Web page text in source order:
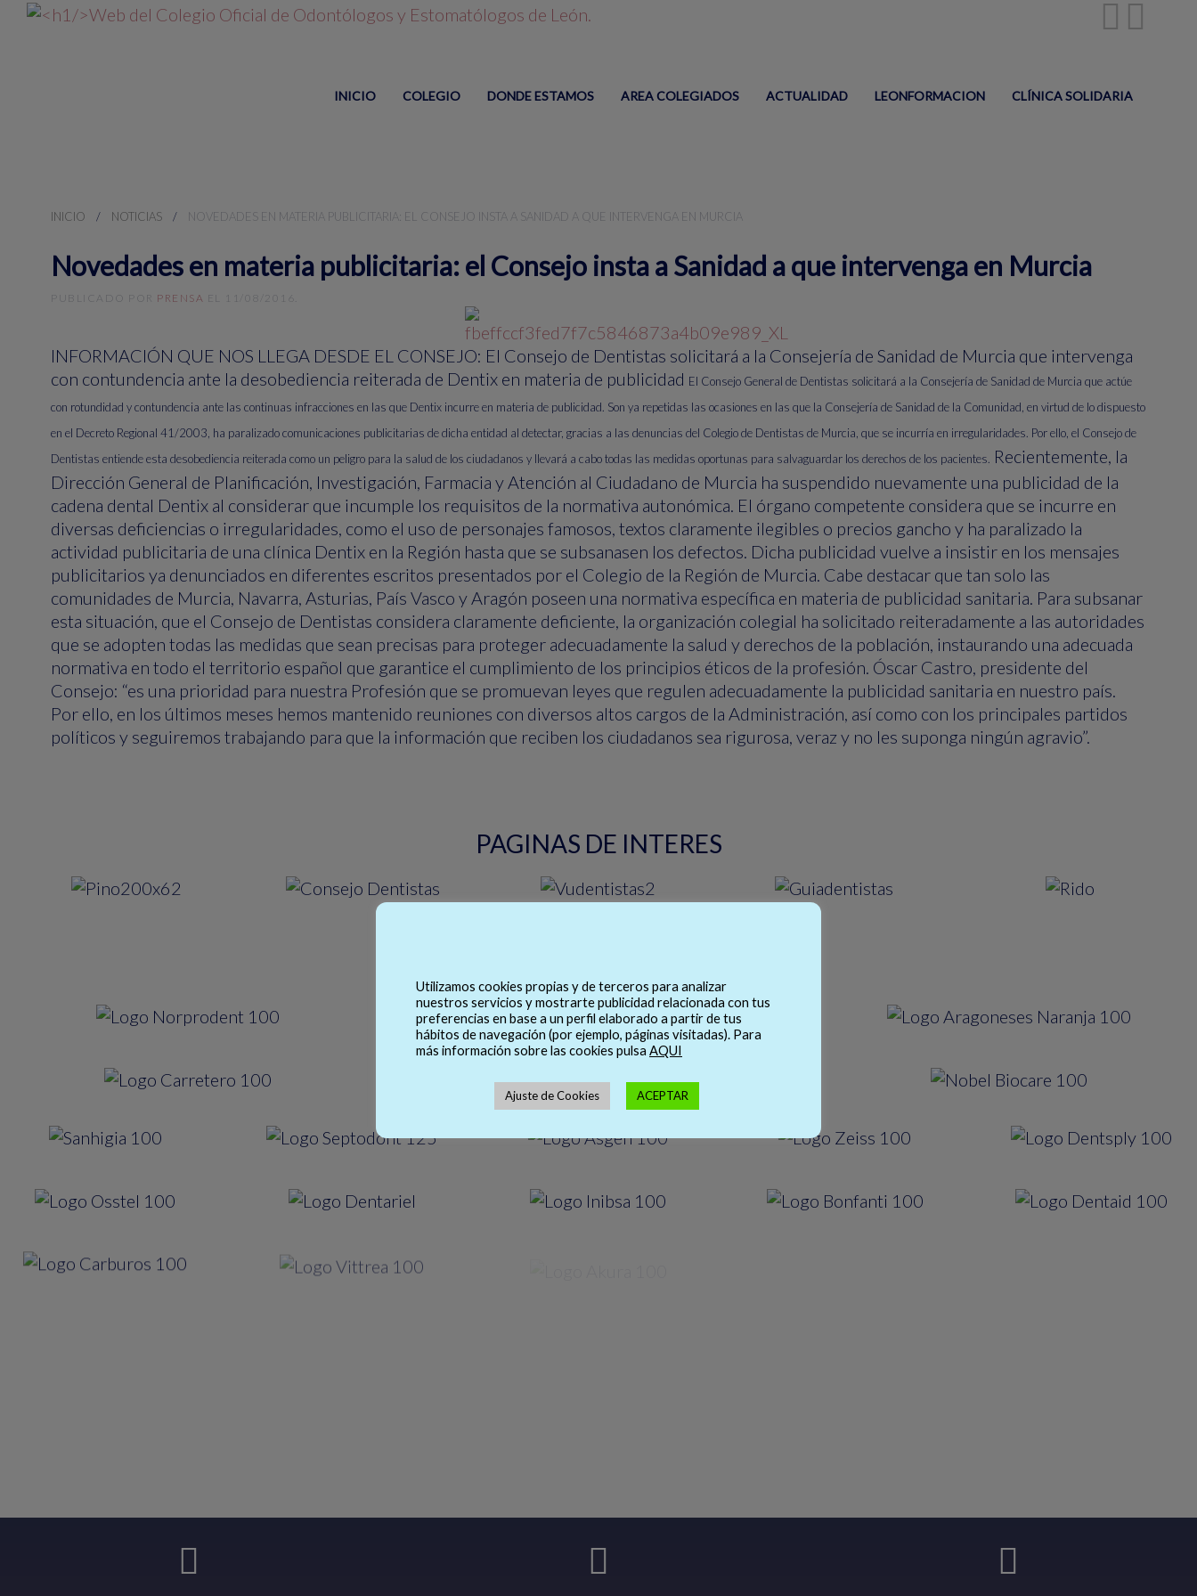
INICIO COLEGIO DONDE ESTAMOS AREA COLEGIADOS ACTUALIDAD LEONFORMACION CLÍNICA SOLIDARIA
INICIO NOTICIAS NOVEDADES EN MATERIA PUBLICITARIA: EL CONSEJO INSTA A SANIDAD A QUE INTERVENGA EN MURCIA
Novedades en materia publicitaria: el Consejo insta a Sanidad a que intervenga en Murcia
PUBLICADO POR PRENSA EL 11/08/2016
INFORMACIÓN QUE NOS LLEGA DESDE EL CONSEJO: El Consejo de Dentistas solicitará a la Consejería de Sanidad de Murcia que intervenga
con contundencia ante la desobediencia reiterada de Dentix en materia de publicidad El Consejo General de Dentistas solicitará a la Consejería de Sanidad de Murcia que actúe
con rotundidad y contundencia ante las continuas infracciones en las que Dentix incurre en materia de publicidad. Son ya repetidas las ocasiones en las que la Consejería de Sanidad de la Comunidad, en virtud de lo dispuesto
en el Decreto Regional 41/2003, ha paralizado comunicaciones publicitarias de dicha entidad al detectar, gracias a las denuncias del Colegio de Dentistas de Murcia, que se incurría en irregularidades. Por ello, el Consejo de
Dentistas entiende esta desobediencia reiterada como un peligro para la salud de los ciudadanos y llevará a cabo todas las medidas oportunas para salvaguardar los derechos de los pacientes.
Recientemente, la
Dirección General de Planificación, Investigación, Farmacia y Atención al Ciudadano de Murcia ha suspendido nuevamente una publicidad de la
cadena dental Dentix al considerar que incumple los requisitos de la normativa autonómica. El órgano competente considera que se incurre en
diversas deficiencias o irregularidades, como el uso de personajes famosos, textos claramente ilegibles o precios gancho y ha paralizado la
actividad publicitaria de una clínica Dentix en la Región hasta que se subsanasen los defectos. Dicha publicidad vuelve a insistir en los mensajes
publicitarios ya denunciados en diferentes escritos presentados por el Colegio de la Región de Murcia. Cabe destacar que tan solo las
comunidades de Murcia, Navarra, Asturias, País Vasco y Aragón poseen una normativa específica en materia de publicidad sanitaria. Para subsanar
esta situación, que el Consejo de Dentistas considera claramente deficiente, la organización colegial ha solicitado reiteradamente a las autoridades
que se adopten todas las medidas que sean precisas para proteger adecuadamente la salud y derechos de la población, instaurando una adecuada
normativa en todo el territorio español que garantice el cumplimiento de los principios éticos de la profesión. Óscar Castro, presidente del
Consejo: “es una prioridad para nuestra Profesión que se promuevan leyes que regulen adecuadamente la publicidad sanitaria en nuestro país.
Por ello, en los últimos meses hemos mantenido reuniones con diversos altos cargos de la Administración, así como con los principales partidos
políticos y seguiremos trabajando para que la información que reciben los ciudadanos sea rigurosa, veraz y no les suponga ningún agravio”.
PAGINAS DE INTERES
Utilizamos cookies propias y de terceros para analizar
nuestros servicios y mostrarte publicidad relacionada con tus
preferencias en base a un perfil elaborado a partir de tus
hábitos de navegación (por ejemplo, páginas visitadas). Para
más información sobre las cookies pulsa AQUI
Ajuste de Cookies ACEPTAR